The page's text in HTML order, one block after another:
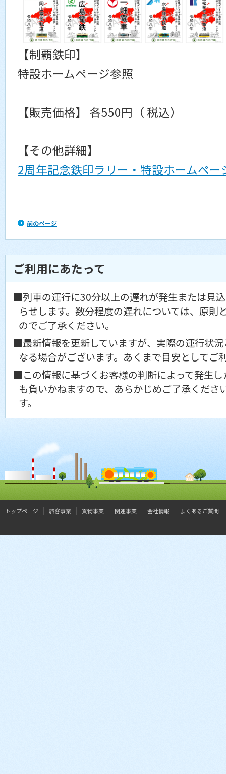
【制覇鉄印】
特設ホームページ参照
【販売価格】 各550円（ 税込）
【その他詳細】
2周年記念鉄印ラリー・特設ホームペー
前のページ
ご利用にあたって
■列車の運行に30分以上の遅れが発生または見
らせします。数分程度の遅れについては、原則
のでご了承ください。
■最新情報を更新していますが、実際の運行状
なる場合がございます。あくまで目安としてご
■この情報に基づくお客様の判断によって発生
も負いかねますので、あらかじめご了承くださ
す。
トップページ 旅客事業 貨物事業 関連事業 会社情報 よくあるご質問